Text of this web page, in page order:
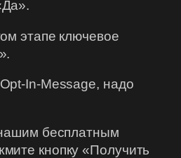
этапе ключевое
In-Message, надо
бесплатным
кнопку «Получить